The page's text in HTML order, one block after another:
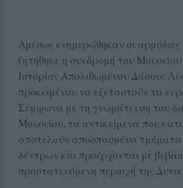
Αμέσως ενημερώθηκαν οι αρμόδιες
ζητήθηκε η συνδρομή του Μουσείου
Ιστορίας Απολιθωμένου Δάσους
προκειμένου να εξεταστούν τα
Σύμφωνα με τη γνωμάτευση του
Μουσείου, τα αντικείμενα που
αποτελούν αποσπασμένα
δέντρων και προέρχονται με
προστατευόμενη περιοχή της